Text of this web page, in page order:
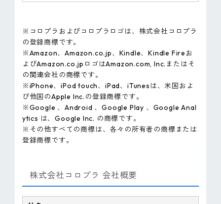
※コロプラおよびコロプラロゴは、株式会社コロプラ
の登録商標です。
※Amazon、Amazon.co.jp、Kindle、Kindle Fireお
よびAmazon.co.jpロゴはAmazon.com, Inc.またはそ
の関連会社の商標です。
※iPhone、iPod touch、iPad、iTunesは、米国およ
び他国のApple Inc.の登録商標です。
※Google 、Android 、Google Play 、Google Anal
ytics は、Google Inc. の商標です。
※その他すべての商標は、各々の所有者の商標または
登録商標です。
株式会社コロプラ 会社概要